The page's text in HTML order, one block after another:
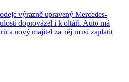
výrazně upravený Mercedes-
doprovázel i k oltáři. Auto má
a nový majitel za něj musí zaplatit